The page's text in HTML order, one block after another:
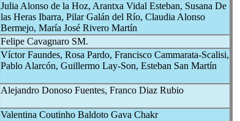
Julia Alonso de la Hoz, Arantxa Vidal Esteban, Susana De
las Heras Ibarra, Pilar Galán del Río, Claudia Alonso
Bermejo, María José Rivero Martín
Felipe Cavagnaro SM.
Víctor Faundes, Rosa Pardo, Francisco Cammarata-Scalisi,
Pablo Alarcón, Guillermo Lay-Son, Esteban San Martín
Alejandro Donoso Fuentes, Franco Diaz Rubio
Valentina Coutinho Baldoto Gava Chakr